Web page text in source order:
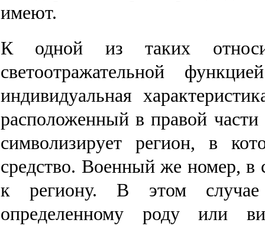
имеют.
К одной из таких
светоотражательной
индивидуальная
расположенный в правой
символизирует регион, в
средство. Военный же номер, в
к региону. В этом случае
определенному роду или